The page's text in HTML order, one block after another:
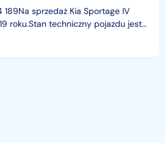
sprzedaż Kia Sportage IV
roku.Stan techniczny pojazdu jest
żadnych usterek. Auto